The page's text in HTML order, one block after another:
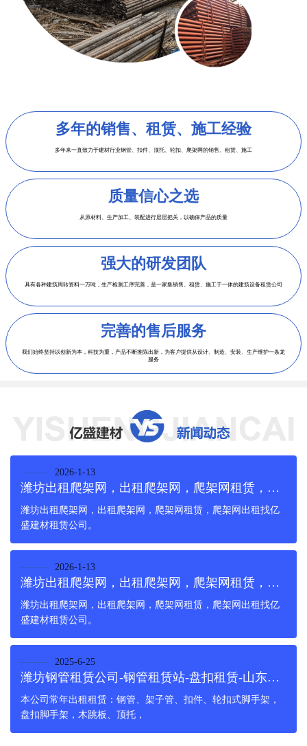
多年的销售、租赁、施工经验
多年来一直致力于建材行业钢管、扣件、顶托、轮扣、爬架网
质量信心之选
从原材料、生产加工、装配进行层层把关，以确保产品的质量
强大的研发团队
具有各种建筑周转资料一万吨，生产检测工序完善，是一家集
完善的售后服务
我们始终坚持以创新为本，科技为重，产品不断推陈出新，为
2026-1-13
潍坊出租爬架网，出租爬架网，爬架网租赁，爬架网出租
潍坊出租爬架网，出租爬架网，爬架网租赁，爬架网出租找亿
盛建材租赁公司。
2026-1-13
潍坊出租爬架网，出租爬架网，爬架网租赁，爬架网出租
潍坊出租爬架网，出租爬架网，爬架网租赁，爬架网出租找亿
盛建材租赁公司。
2025-6-25
潍坊钢管租赁公司-钢管租赁站-盘扣租赁-山东亿盛建材租赁
本公司常年出租租赁：钢管、架子管、扣件、轮扣式脚手架，
盘扣脚手架，木跳板、顶托，